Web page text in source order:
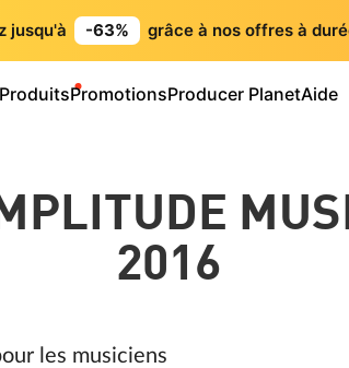
jusqu'à -63% grâce à nos offres à
ProduitsPromotionsProducer PlanetAide
2016
les musiciens